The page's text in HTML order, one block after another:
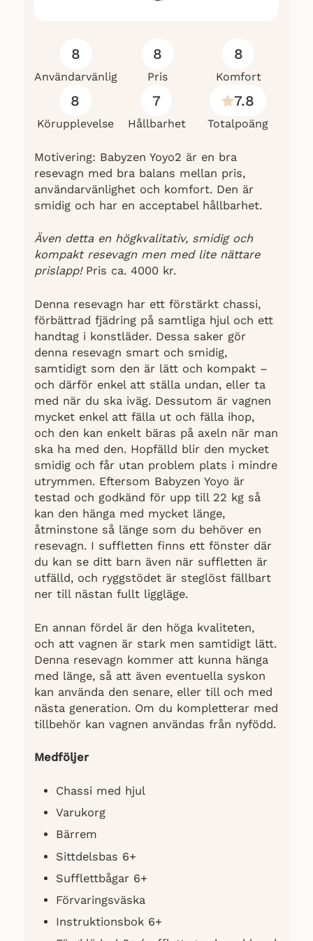
solkeps
Standard: EN1888-1 & 2:2018 +
A1:2022
Funktioner: Fullt liggläge, justerbart
ryggstöd, kompakt design
Färg/utförande: (anges efter variant)
8
Användarvänlig
8
Pris
8
Komfort
8
Körupplevelse
7
Hållbarhet
7.8
Totalpoäng
Motivering: Babyzen Yoyo2 är en bra
resevagn med bra balans mellan pris,
användarvänlighet och komfort. Den är
smidig och har en acceptabel hållbarhet.
Även detta en högkvalitativ, smidig och
kompakt resevagn men med lite nättare
prislapp! Pris ca. 4000 kr.
Denna resevagn har ett förstärkt chassi,
förbättrad fjädring på samtliga hjul och ett
handtag i konstläder. Dessa saker gör
denna resevagn smart och smidig,
samtidigt som den är lätt och kompakt –
och därför enkel att ställa undan, eller ta
med när du ska iväg. Dessutom är vagnen
mycket enkel att fälla ut och fälla ihop,
och den kan enkelt bäras på axeln när man
ska ha med den. Hopfälld blir den mycket
smidig och får utan problem plats i mindre
utrymmen. Eftersom Babyzen Yoyo är
testad och godkänd för upp till 22 kg så
kan den hänga med mycket länge,
åtminstone så länge som du behöver en
resevagn. I suffletten finns ett fönster där
du kan se ditt barn även när suffletten är
utfälld, och ryggstödet är steglöst fällbart
ner till nästan fullt liggläge.
En annan fördel är den höga kvaliteten,
och att vagnen är stark men samtidigt lätt.
Denna resevagn kommer att kunna hänga
med länge, så att även eventuella syskon
kan använda den senare, eller till och med
nästa generation. Om du kompletterar med
tillbehör kan vagnen användas från nyfödd.
Medföljer
Chassi med hjul
Varukorg
Bärrem
Sittdelsbas 6+
Sufflettbågar 6+
Förvaringsväska
Instruktionsbok 6+